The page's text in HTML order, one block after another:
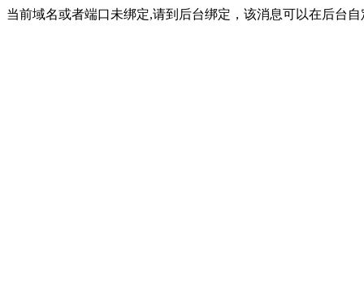
当前域名或者端口未绑定,请到后台绑定，该消息可以在后台自